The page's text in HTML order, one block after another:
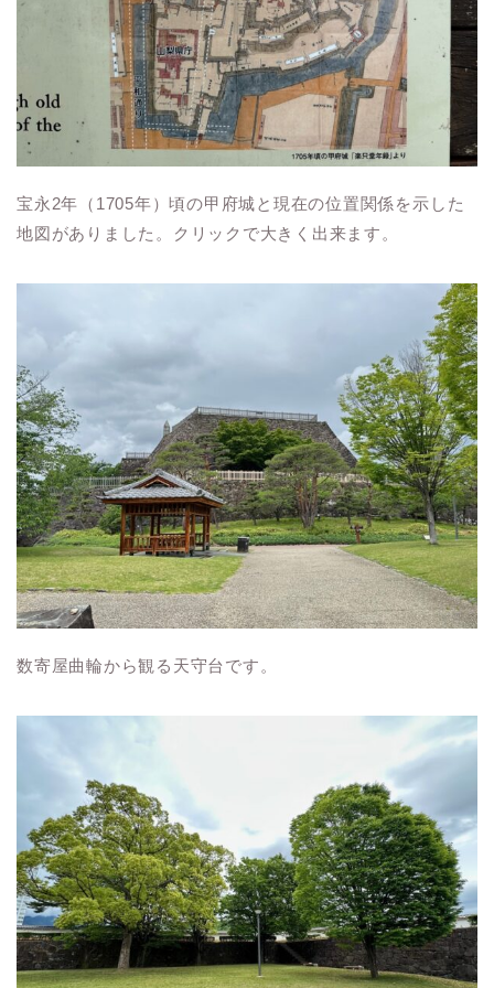
宝永2年（1705年）頃の甲府城と現在の位置関係を示した
地図がありました。クリックで大きく出来ます。
数寄屋曲輪から観る天守台です。